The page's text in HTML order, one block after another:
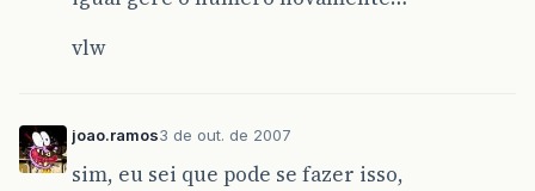
vlw
joao.ramos3 de out. de 2007
sim, eu sei que pode se fazer isso,